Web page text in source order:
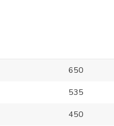
650
535
450